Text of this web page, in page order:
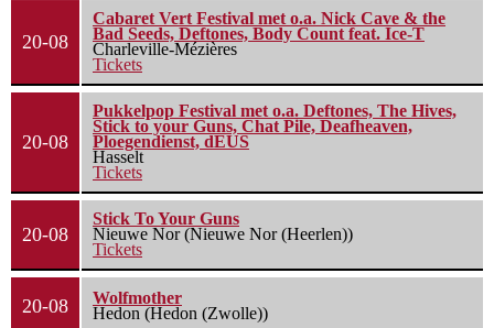
20-08
Cabaret Vert Festival met o.a. Nick Cave & the
Bad Seeds, Deftones, Body Count feat. Ice-T
Charleville-Mézières
Tickets
20-08
Pukkelpop Festival met o.a. Deftones, The Hives,
Stick to your Guns, Chat Pile, Deafheaven,
Ploegendienst, dEUS
Hasselt
Tickets
20-08
Stick To Your Guns
Nieuwe Nor (Nieuwe Nor (Heerlen))
Tickets
20-08
Wolfmother
Hedon (Hedon (Zwolle))